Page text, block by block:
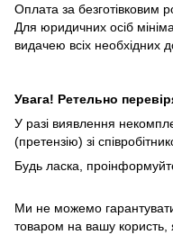
Оплата за безготівковим
Для юридичних осіб
видачею всіх необхідних
Увага! Ретельно
У разі виявлення
(претензію) зі
Будь ласка,
Ми не можемо гарантувати
товаром на вашу користь,